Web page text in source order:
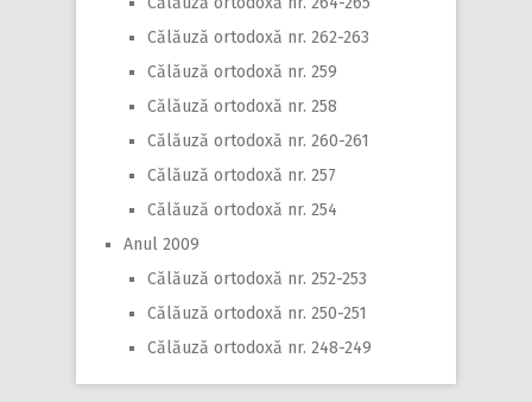
Călăuză ortodoxă nr. 262-263
Călăuză ortodoxă nr. 259
Călăuză ortodoxă nr. 258
Călăuză ortodoxă nr. 260-261
Călăuză ortodoxă nr. 257
Călăuză ortodoxă nr. 254
Anul 2009
Călăuză ortodoxă nr. 252-253
Călăuză ortodoxă nr. 250-251
Călăuză ortodoxă nr. 248-249